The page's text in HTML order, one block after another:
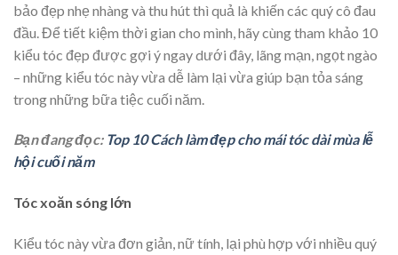
bảo đẹp nhẹ nhàng và thu hút thì quả là khiến các quý cô đau
đầu. Để tiết kiệm thời gian cho mình, hãy cùng tham khảo 10
kiểu tóc đẹp được gợi ý ngay dưới đây, lãng mạn, ngọt ngào
– những kiểu tóc này vừa dễ làm lại vừa giúp bạn tỏa sáng
trong những bữa tiệc cuối năm.
Bạn đang đọc: Top 10 Cách làm đẹp cho mái tóc dài mùa lễ
hội cuối năm
Tóc xoăn sóng lớn
Kiểu tóc này vừa đơn giản, nữ tính, lại phù hợp với nhiều quý